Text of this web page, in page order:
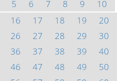
5 6 7 8 9
10
16 17 18 19
20
26 27 28 29
30
36 37 38 39
40
46 47 48 49
50